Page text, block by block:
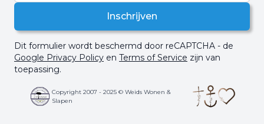
Inschrijven
Dit formulier wordt beschermd door reCAPTCHA - de
Google Privacy Policy en Terms of Service zijn van
toepassing.
Copyright 2007 - 2025 © Weids Wonen &
Slapen